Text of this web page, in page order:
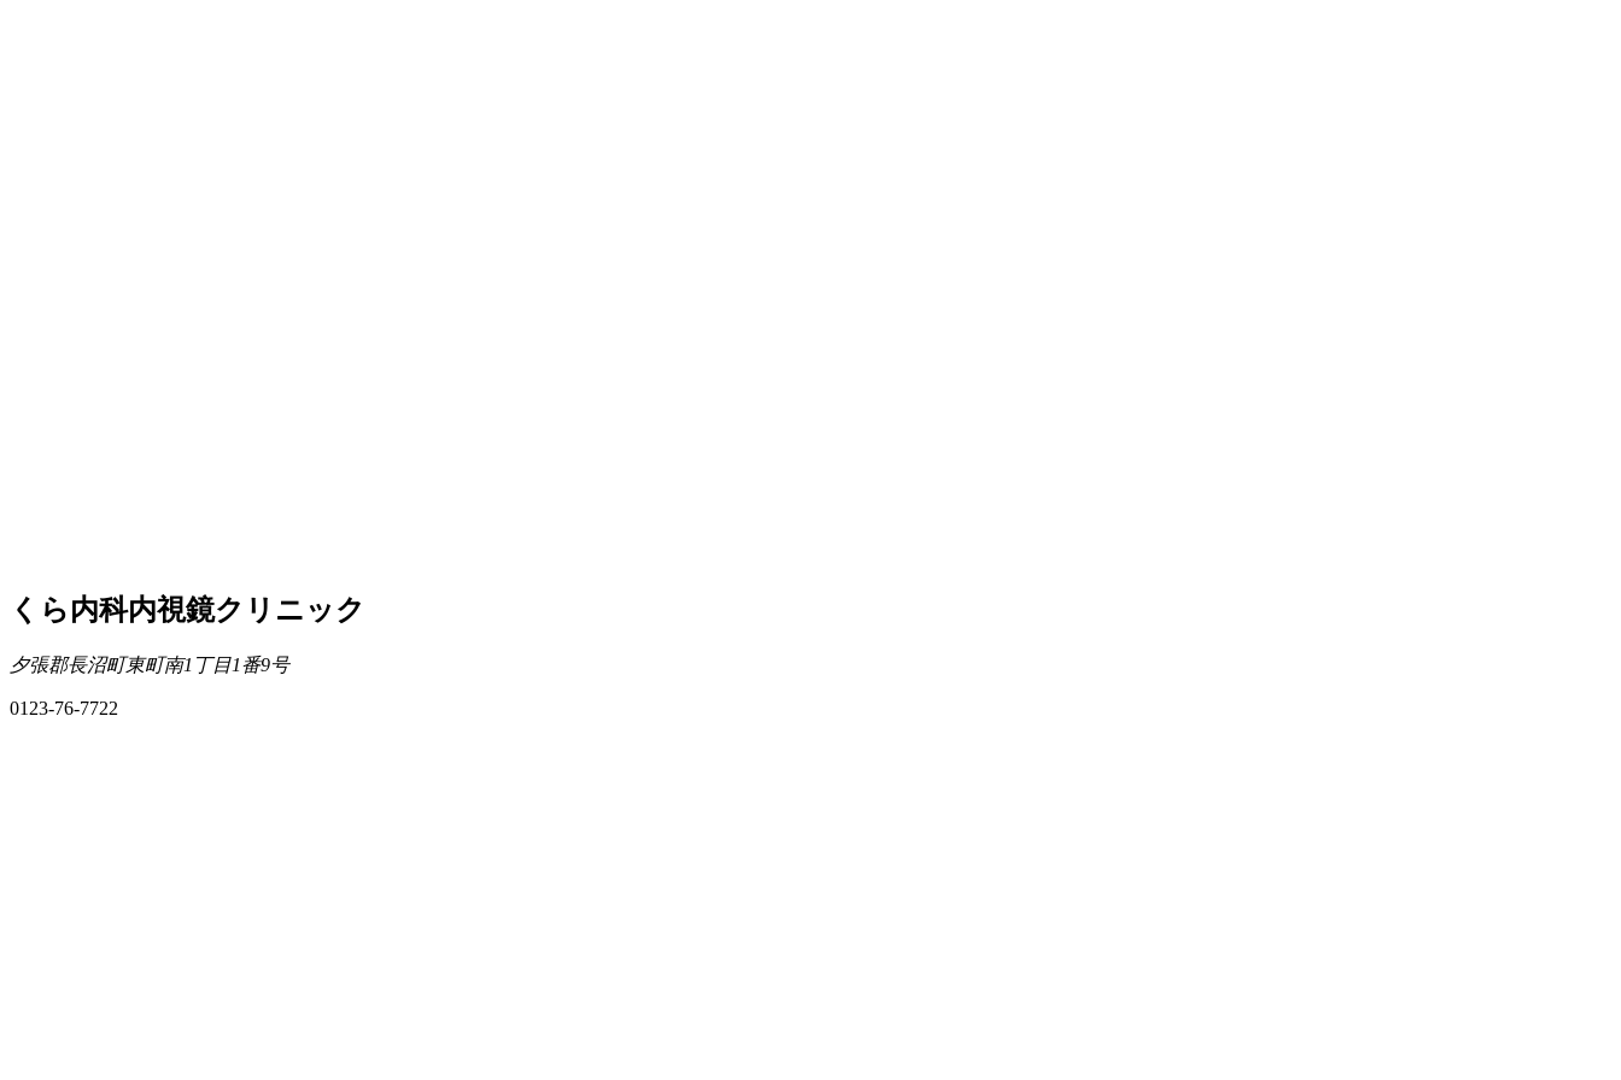
くら内科内視鏡クリニック
夕張郡長沼町東町南1丁目1番9号
0123-76-7722